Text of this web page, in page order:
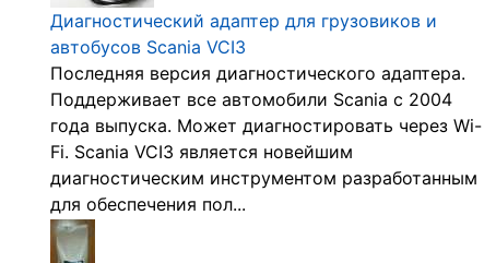
Диагностический адаптер для грузовиков и
автобусов Scania VCI3
Последняя версия диагностического адаптера.
Поддерживает все автомобили Scania с 2004
года выпуска. Может диагностировать через Wi-
Fi. Scania VCI3 является новейшим
диагностическим инструментом разработанным
для обеспечения пол...